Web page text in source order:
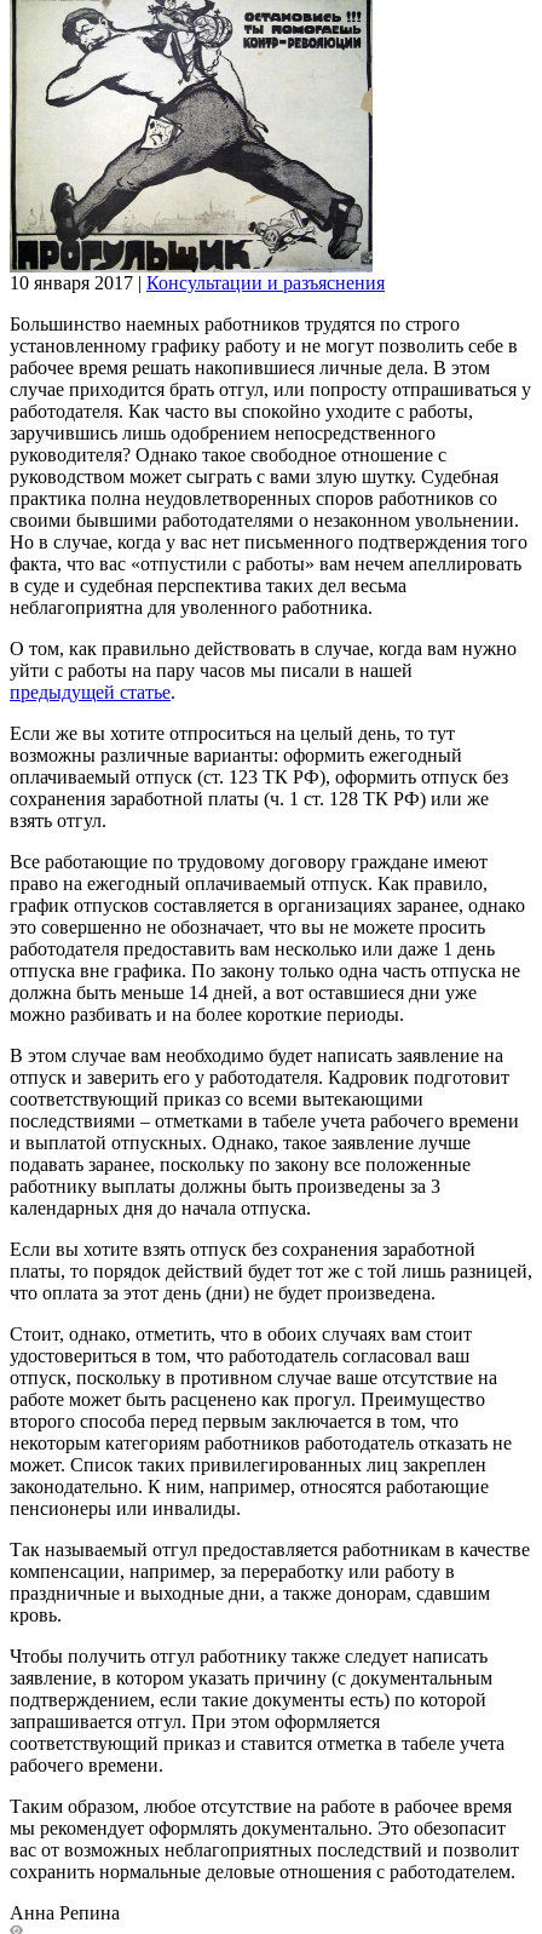
10 января 2017 | Консультации и разъяснения
Большинство наемных работников трудятся по строго
установленному графику работу и не могут позволить себе в
рабочее время решать накопившиеся личные дела. В этом
случае приходится брать отгул, или попросту отпрашиваться у
работодателя. Как часто вы спокойно уходите с работы,
заручившись лишь одобрением непосредственного
руководителя? Однако такое свободное отношение с
руководством может сыграть с вами злую шутку. Судебная
практика полна неудовлетворенных споров работников со
своими бывшими работодателями о незаконном увольнении.
Но в случае, когда у вас нет письменного подтверждения того
факта, что вас «отпустили с работы» вам нечем апеллировать
в суде и судебная перспектива таких дел весьма
неблагоприятна для уволенного работника.
О том, как правильно действовать в случае, когда вам нужно
уйти с работы на пару часов мы писали в нашей
предыдущей статье.
Если же вы хотите отпроситься на целый день, то тут
возможны различные варианты: оформить ежегодный
оплачиваемый отпуск (ст. 123 ТК РФ), оформить отпуск без
сохранения заработной платы (ч. 1 ст. 128 ТК РФ) или же
взять отгул.
Все работающие по трудовому договору граждане имеют
право на ежегодный оплачиваемый отпуск. Как правило,
график отпусков составляется в организациях заранее, однако
это совершенно не обозначает, что вы не можете просить
работодателя предоставить вам несколько или даже 1 день
отпуска вне графика. По закону только одна часть отпуска не
должна быть меньше 14 дней, а вот оставшиеся дни уже
можно разбивать и на более короткие периоды.
В этом случае вам необходимо будет написать заявление на
отпуск и заверить его у работодателя. Кадровик подготовит
соответствующий приказ со всеми вытекающими
последствиями – отметками в табеле учета рабочего времени
и выплатой отпускных. Однако, такое заявление лучше
подавать заранее, поскольку по закону все положенные
работнику выплаты должны быть произведены за 3
календарных дня до начала отпуска.
Если вы хотите взять отпуск без сохранения заработной
платы, то порядок действий будет тот же с той лишь разницей,
что оплата за этот день (дни) не будет произведена.
Стоит, однако, отметить, что в обоих случаях вам стоит
удостовериться в том, что работодатель согласовал ваш
отпуск, поскольку в противном случае ваше отсутствие на
работе может быть расценено как прогул. Преимущество
второго способа перед первым заключается в том, что
некоторым категориям работников работодатель отказать не
может. Список таких привилегированных лиц закреплен
законодательно. К ним, например, относятся работающие
пенсионеры или инвалиды.
Так называемый отгул предоставляется работникам в качестве
компенсации, например, за переработку или работу в
праздничные и выходные дни, а также донорам, сдавшим
кровь.
Чтобы получить отгул работнику также следует написать
заявление, в котором указать причину (с документальным
подтверждением, если такие документы есть) по которой
запрашивается отгул. При этом оформляется
соответствующий приказ и ставится отметка в табеле учета
рабочего времени.
Таким образом, любое отсутствие на работе в рабочее время
мы рекомендует оформлять документально. Это обезопасит
вас от возможных неблагоприятных последствий и позволит
сохранить нормальные деловые отношения с работодателем.
Анна Репина